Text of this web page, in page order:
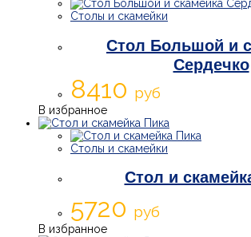
Столы и скамейки
Стол Большой и
Сердечко
8410 руб
В избранное
Столы и скамейки
Стол и
5720 руб
В избранное